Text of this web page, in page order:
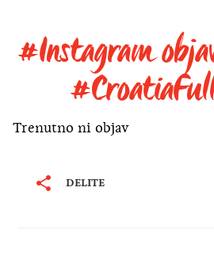
#Instagram
Trenutno ni objav
DELITE